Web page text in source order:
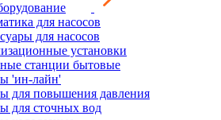
для насосов
для насосов
установки
станции бытовые
'ин-лайн'
для повышения давления
для сточных вод